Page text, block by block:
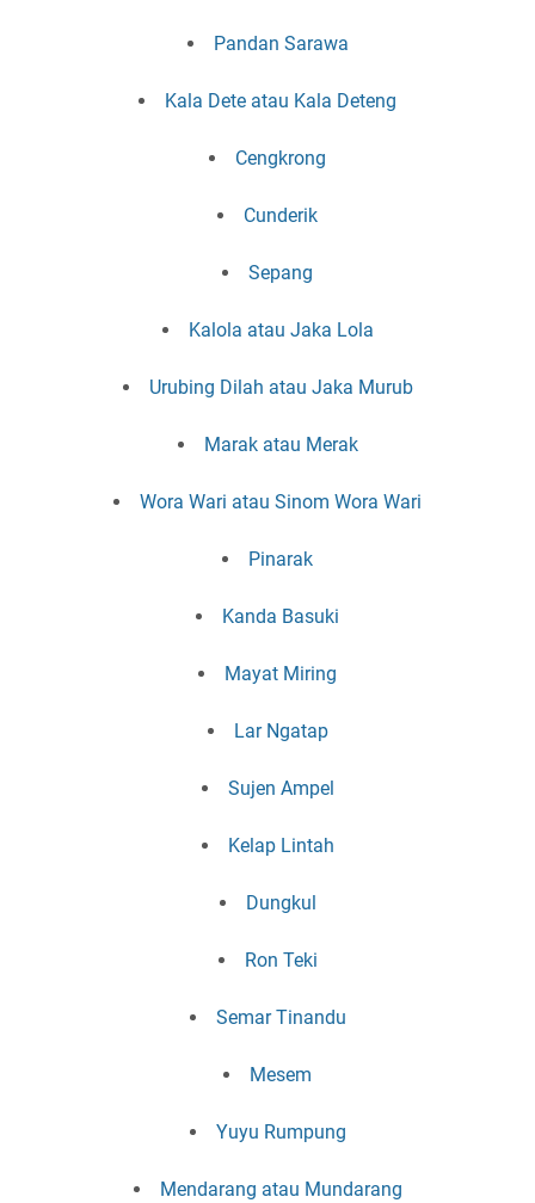
Pandan Sarawa
Kala Dete atau Kala Deteng
Cengkrong
Cunderik
Sepang
Kalola atau Jaka Lola
Urubing Dilah atau Jaka Murub
Marak atau Merak
Wora Wari atau Sinom Wora Wari
Pinarak
Kanda Basuki
Mayat Miring
Lar Ngatap
Sujen Ampel
Kelap Lintah
Dungkul
Ron Teki
Semar Tinandu
Mesem
Yuyu Rumpung
Mendarang atau Mundarang